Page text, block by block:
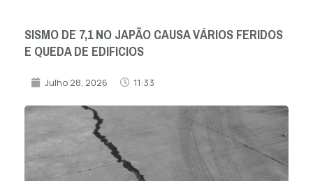
SISMO DE 7,1 NO JAPÃO CAUSA VÁRIOS FERIDOS
E QUEDA DE EDIFICIOS
Julho 28, 2026 11:33